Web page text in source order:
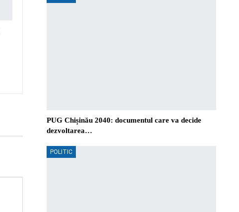
PUG Chișinău 2040: documentul care va decide
dezvoltarea…
POLITIC